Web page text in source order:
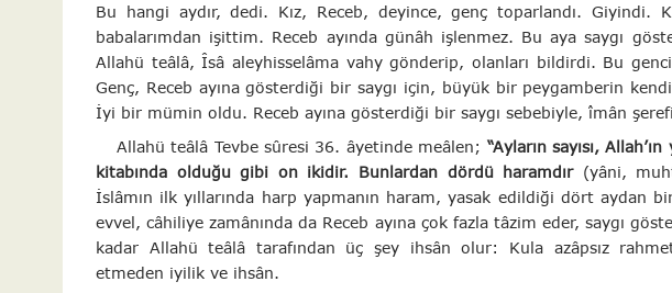
Bu hangi aydır, dedi. Kız, Receb, deyince, genç toparlandı. Giyindi.
babalarımdan işittim. Receb ayında günâh işlenmez. Bu aya saygı
Allahü teâlâ, Îsâ aleyhisselâma vahy gönderip, olanları bildirdi. Bu
Genç, Receb ayına gösterdiği bir saygı için, büyük bir peygamberin
İyi bir mümin oldu. Receb ayına gösterdiği bir saygı sebebiyle, îmân
Allahü teâlâ Tevbe sûresi 36. âyetinde meâlen; “Ayların sayısı,
kitabında olduğu gibi on ikidir. Bunlardan dördü haramdır (yâni,
İslâmın ilk yıllarında harp yapmanın haram, yasak edildiği dört aydan
evvel, câhiliye zamânında da Receb ayına çok fazla tâzim eder, saygı
kadar Allahü teâlâ tarafından üç şey ihsân olur: Kula azâpsız
etmeden iyilik ve ihsân.